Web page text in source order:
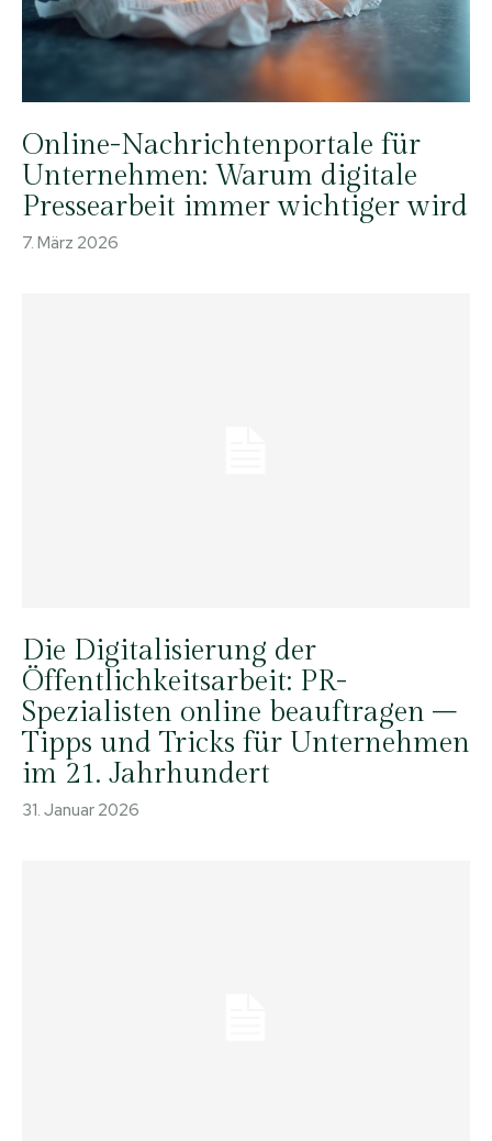
Online-Nachrichtenportale für
Unternehmen: Warum digitale
Pressearbeit immer wichtiger wird
7. März 2026
Die Digitalisierung der
Öffentlichkeitsarbeit: PR-
Spezialisten online beauftragen –
Tipps und Tricks für Unternehmen
im 21. Jahrhundert
31. Januar 2026